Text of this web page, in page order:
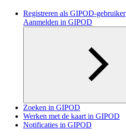
Registreren als GIPOD-gebruiker
Aanmelden in GIPOD
Zoeken in GIPOD
Werken met de kaart in GIPOD
Notificaties in GIPOD